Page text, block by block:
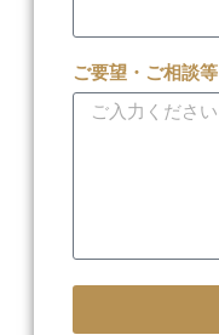
ご要望・ご相談等